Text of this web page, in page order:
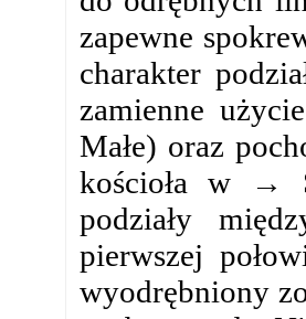
zapewne
charakter
zamienne
Małe) oraz
kościoła w →
podziały
pierwszej
wyodrębniony